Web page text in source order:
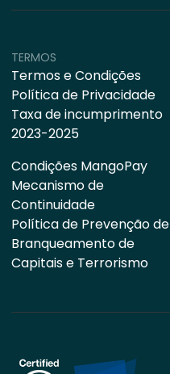
TERMOS
Termos e Condições
Política de Privacidade
Taxa de incumprimento
2023-2025
Condições MangoPay
Mecanismo de
Continuidade
Política de Prevenção de
Branqueamento de
Capitais e Terrorismo